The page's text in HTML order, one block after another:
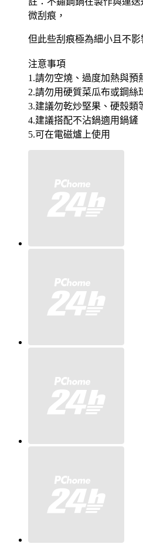
微刮痕，
但此些刮痕極為細小且不影
注意事項
1.請勿空燒、過度加熱與預
2.請勿用硬質菜瓜布或鋼絲
3.建議勿乾炒堅果、硬殼類
4.建議搭配不沾鍋適用鍋鏟
5.可在電磁爐上使用